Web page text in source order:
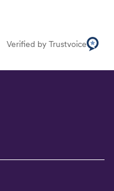
Verified by Trustvoice